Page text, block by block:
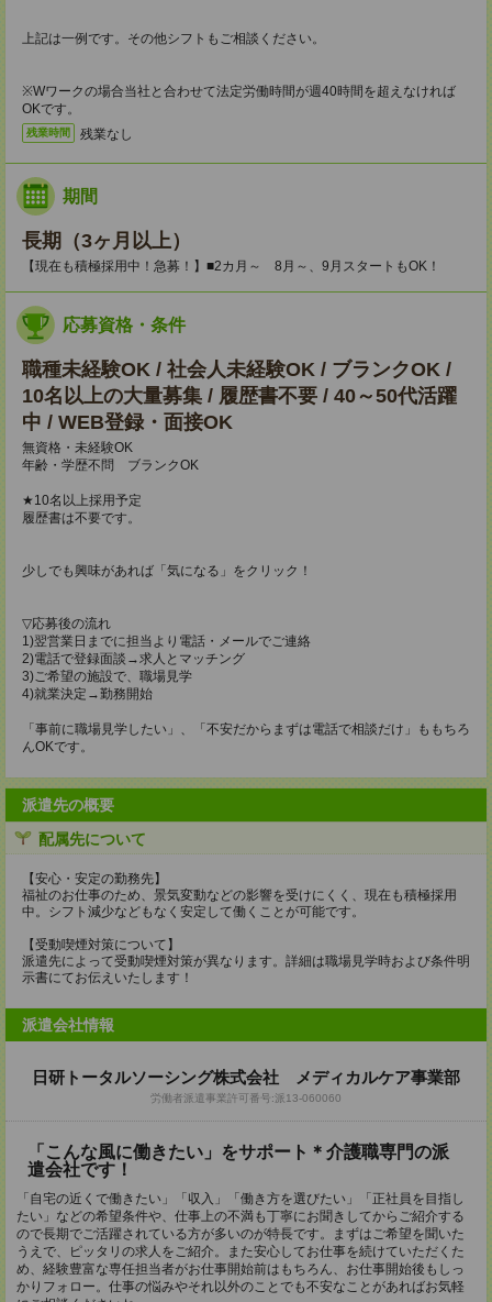
上記は一例です。その他シフトもご相談ください。
※Wワークの場合当社と合わせて法定労働時間が週40時間を超えなければ
OKです。
残業時間 残業なし
期間
長期（3ヶ月以上）
【現在も積極採用中！急募！】■2カ月～ 8月～、9月スタートもOK！
応募資格・条件
職種未経験OK / 社会人未経験OK / ブランクOK /
10名以上の大量募集 / 履歴書不要 / 40～50代活躍
中 / WEB登録・面接OK
無資格・未経験OK
年齢・学歴不問 ブランクOK
★10名以上採用予定
履歴書は不要です。
少しでも興味があれば「気になる」をクリック！
▽応募後の流れ
1)翌営業日までに担当より電話・メールでご連絡
2)電話で登録面談→求人とマッチング
3)ご希望の施設で、職場見学
4)就業決定→勤務開始
「事前に職場見学したい」、「不安だからまずは電話で相談だけ」ももちろ
んOKです。
派遣先の概要
配属先について
【安心・安定の勤務先】
福祉のお仕事のため、景気変動などの影響を受けにくく、現在も積極採用
中。シフト減少などもなく安定して働くことが可能です。
【受動喫煙対策について】
派遣先によって受動喫煙対策が異なります。詳細は職場見学時および条件明
示書にてお伝えいたします！
派遣会社情報
日研トータルソーシング株式会社 メディカルケア事業部
労働者派遣事業許可番号:派13-060060
「こんな風に働きたい」をサポート＊介護職専門の派
遣会社です！
「自宅の近くで働きたい」「収入」「働き方を選びたい」「正社員を目指し
たい」などの希望条件や、仕事上の不満も丁寧にお聞きしてからご紹介する
ので長期でご活躍されている方が多いのが特長です。まずはご希望を聞いた
うえで、ピッタリの求人をご紹介。また安心してお仕事を続けていただくた
め、経験豊富な専任担当者がお仕事開始前はもちろん、お仕事開始後もしっ
かりフォロー。仕事の悩みやそれ以外のことでも不安なことがあればお気軽